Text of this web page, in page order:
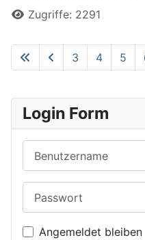
Zugriffe: 2291
3 4 5
Login Form
Angemeldet bleiben